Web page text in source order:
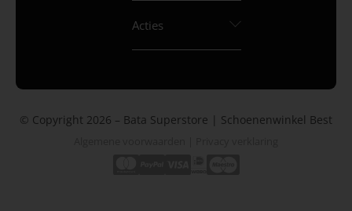
Acties
© Copyright 2026 – Bata Superstore | Schoenenwinkel Best